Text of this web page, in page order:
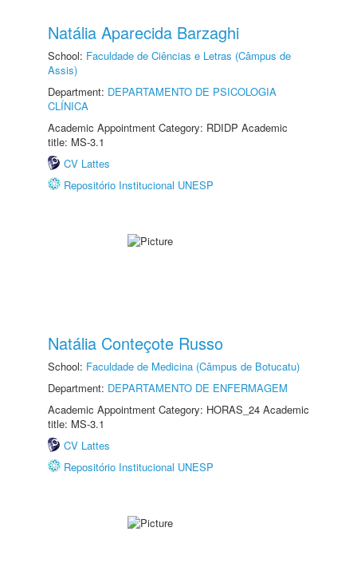
Natália Aparecida Barzaghi
School: Faculdade de Ciências e Letras (Câmpus de
Assis)
Department: DEPARTAMENTO DE PSICOLOGIA
CLÍNICA
Academic Appointment Category: RDIDP Academic
title: MS-3.1
CV Lattes
Repositório Institucional UNESP
Natália Conteçote Russo
School: Faculdade de Medicina (Câmpus de Botucatu)
Department: DEPARTAMENTO DE ENFERMAGEM
Academic Appointment Category: HORAS_24 Academic
title: MS-3.1
CV Lattes
Repositório Institucional UNESP